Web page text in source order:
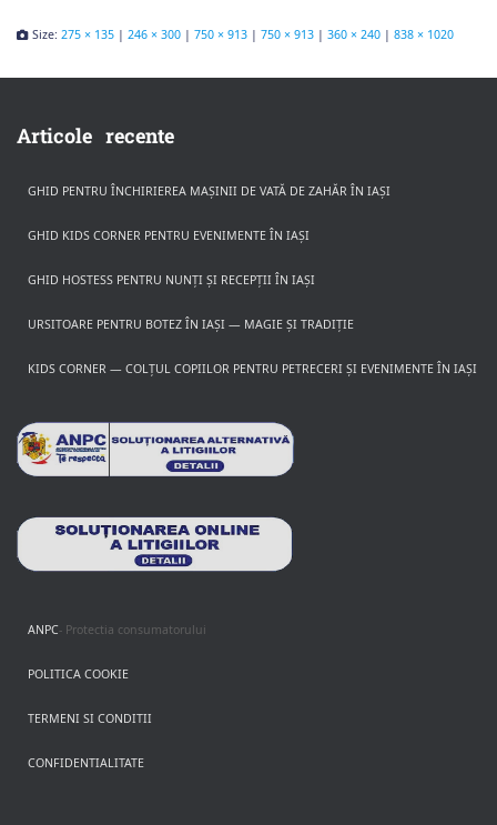
Size: 275 × 135 | 246 × 300 | 750 × 913 | 750 × 913 | 360 × 240 | 838 × 1020
Articole recente
GHID PENTRU ÎNCHIRIEREA MAȘINII DE VATĂ DE ZAHĂR ÎN IAȘI
GHID KIDS CORNER PENTRU EVENIMENTE ÎN IAȘI
GHID HOSTESS PENTRU NUNȚI ȘI RECEPȚII ÎN IAȘI
URSITOARE PENTRU BOTEZ ÎN IAȘI — MAGIE ȘI TRADIȚIE
KIDS CORNER — COLȚUL COPIILOR PENTRU PETRECERI ȘI EVENIMENTE ÎN IAȘI
ANPC- Protectia consumatorului
POLITICA COOKIE
TERMENI SI CONDITII
CONFIDENTIALITATE